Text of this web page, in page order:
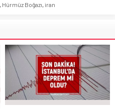
Hürmüz Boğazı iran